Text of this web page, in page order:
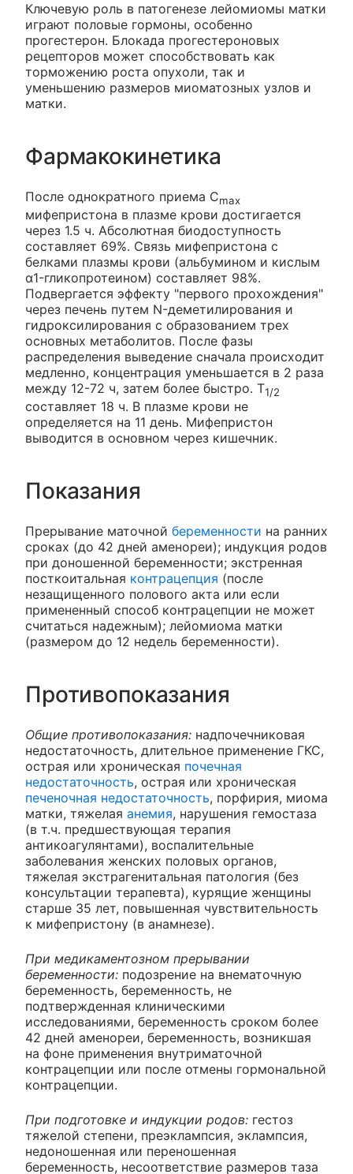
Ключевую роль в патогенезе лейомиомы матки
играют половые гормоны, особенно
прогестерон. Блокада прогестероновых
рецепторов может способствовать как
торможению роста опухоли, так и
уменьшению размеров миоматозных узлов и
матки.
Фармакокинетика
После однократного приема Cmax
мифепристона в плазме крови достигается
через 1.5 ч. Абсолютная биодоступность
составляет 69%. Связь мифепристона с
белками плазмы крови (альбумином и кислым
α1-гликопротеином) составляет 98%.
Подвергается эффекту "первого прохождения"
через печень путем N-деметилирования и
гидроксилирования с образованием трех
основных метаболитов. После фазы
распределения выведение сначала происходит
медленно, концентрация уменьшается в 2 раза
между 12-72 ч, затем более быстро. T1/2
составляет 18 ч. В плазме крови не
определяется на 11 день. Мифепристон
выводится в основном через кишечник.
Показания
Прерывание маточной беременности на ранних
сроках (до 42 дней аменореи); индукция родов
при доношенной беременности; экстренная
посткоитальная контрацепция (после
незащищенного полового акта или если
примененный способ контрацепции не может
считаться надежным); лейомиома матки
(размером до 12 недель беременности).
Противопоказания
Общие противопоказания: надпочечниковая
недостаточность, длительное применение ГКС,
острая или хроническая почечная
недостаточность, острая или хроническая
печеночная недостаточность, порфирия, миома
матки, тяжелая анемия, нарушения гемостаза
(в т.ч. предшествующая терапия
антикоагулянтами), воспалительные
заболевания женских половых органов,
тяжелая экстрагенитальная патология (без
консультации терапевта), курящие женщины
старше 35 лет, повышенная чувствительность
к мифепристону (в анамнезе).
При медикаментозном прерывании
беременности: подозрение на внематочную
беременность, беременность, не
подтвержденная клиническими
исследованиями, беременность сроком более
42 дней аменореи, беременность, возникшая
на фоне применения внутриматочной
контрацепции или после отмены гормональной
контрацепции.
При подготовке и индукции родов: гестоз
тяжелой степени, преэклампсия, эклампсия,
недоношенная или переношенная
беременность, несоответствие размеров таза